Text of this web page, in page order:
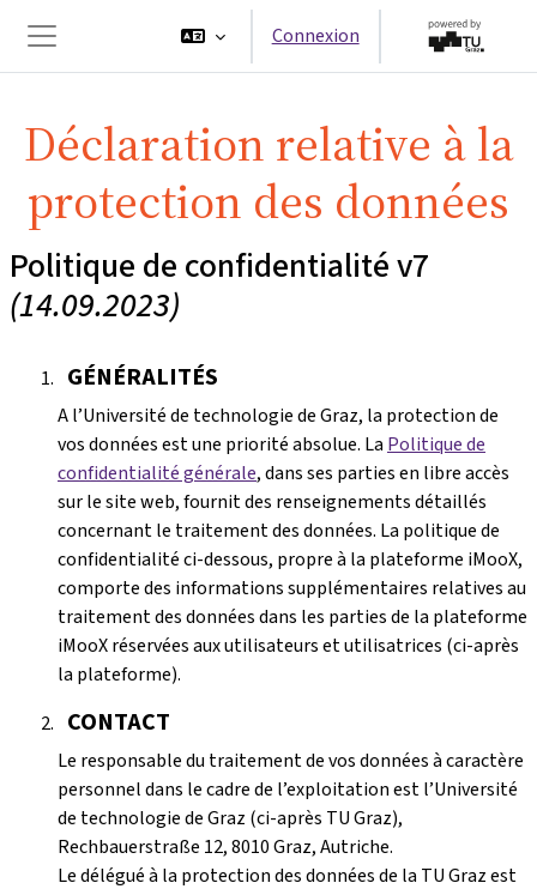
Panneau latéral
Connexion
Déclaration relative à la
protection des données
Politique de confidentialité v7
(14.09.2023)
GÉNÉRALITÉS
A l’Université de technologie de Graz, la protection de
vos données est une priorité absolue. La Politique de
confidentialité générale, dans ses parties en libre accès
sur le site web, fournit des renseignements détaillés
concernant le traitement des données. La politique de
confidentialité ci-dessous, propre à la plateforme iMooX,
comporte des informations supplémentaires relatives au
traitement des données dans les parties de la plateforme
iMooX réservées aux utilisateurs et utilisatrices (ci-après
la plateforme).
CONTACT
Le responsable du traitement de vos données à caractère
personnel dans le cadre de l’exploitation est l’Université
de technologie de Graz (ci-après TU Graz),
Rechbauerstraße 12, 8010 Graz, Autriche.
Le délégué à la protection des données de la TU Graz est